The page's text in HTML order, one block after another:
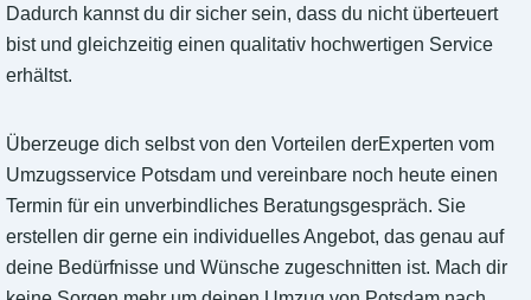
Dadurch kannst du dir sicher sein, dass du nicht überteuert
bist und gleichzeitig einen qualitativ hochwertigen Service
erhältst.
Überzeuge dich selbst von den Vorteilen derExperten vom
Umzugsservice Potsdam und vereinbare noch heute einen
Termin für ein unverbindliches Beratungsgespräch. Sie
erstellen dir gerne ein individuelles Angebot, das genau auf
deine Bedürfnisse und Wünsche zugeschnitten ist. Mach dir